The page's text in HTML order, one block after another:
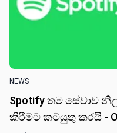
NEWS
Spotify තම සේවාව
කිරීමට කටයුතු කරයි -